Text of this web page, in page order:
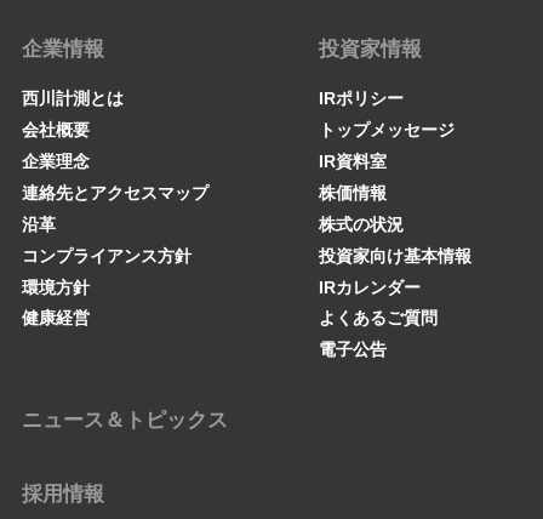
企業情報
西川計測とは
会社概要
企業理念
連絡先とアクセスマップ
沿革
コンプライアンス方針
環境方針
健康経営
投資家情報
IRポリシー
トップメッセージ
IR資料室
株価情報
株式の状況
投資家向け基本情報
IRカレンダー
よくあるご質問
電子公告
ニュース＆トピックス
採用情報